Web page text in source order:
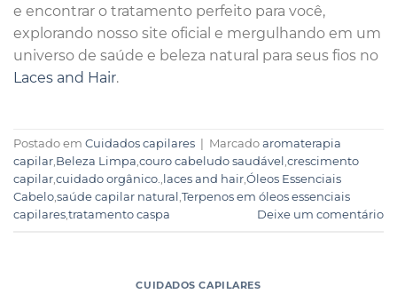
e encontrar o tratamento perfeito para você,
explorando nosso site oficial e mergulhando em um
universo de saúde e beleza natural para seus fios no
Laces and Hair.
Postado em Cuidados capilares Marcado aromaterapia
capilar,Beleza Limpa,couro cabeludo saudável ,crescimento
capilar,cuidado orgânico., laces and hair,Óleos Essenciais
Cabelo,saúde capilar natural ,Terpenos em óleos essenciais
capilares,tratamento caspa Deixe um comentário
CUIDADOS CAPILARES